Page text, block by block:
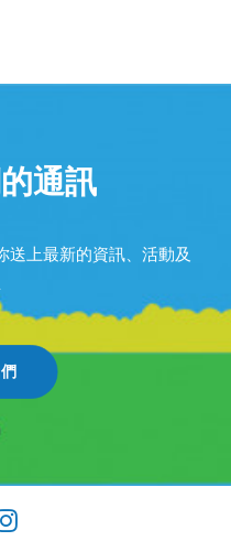
通訊
送上最新的資訊、活動及